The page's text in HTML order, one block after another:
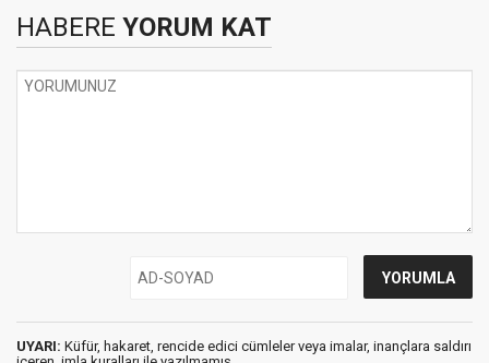
HABERE YORUM KAT
UYARI: Küfür, hakaret, rencide edici cümleler veya imalar, inançlara saldırı